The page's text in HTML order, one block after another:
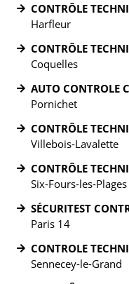
CONTRÔLE
Harfleur
CONTRÔLE
Coquelles
AUTO CONTROLE
Pornichet
CONTRÔLE
Villebois-Lavalette
CONTRÔLE
Six-Fours-les-Plages
SÉCURITEST
Paris 14
CONTROLE
Sennecey-le-Grand